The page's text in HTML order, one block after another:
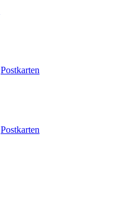
Postkarten
Postkarten